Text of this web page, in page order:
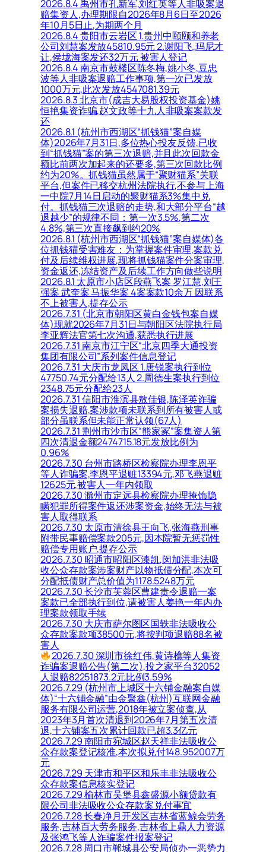
2026.8.4 禹州市孔新军,刘红英等人非吸案退
赔集资人,办理期限自2026年8月6日至2026
年10月5日止,为期两个月
2026.8.4 贵阳市云岩区 1.贵州中颐颐和养老
公司刘慧案发放45810.95元 2.谢阳飞,玛尼才
让,侯垅海案发还32万元 被害人登记
2026.8.4 南京市鼓楼区陈冬梅,姚小冬,豆忠
波等人非吸案退赔工作事项,第一次已发放
1000万元,此次发放4547081.39元
2026.8.3 北京市(成吉大易股权投资基金)姚
恒艳集资诈骗,赵文政等十九人非吸案案款发
还
2026.8.1 (杭州市西湖区“抓钱猫”案自媒
体)2026年7月31日,多位热心投友反馈,已收
到“抓钱猫”案的第三次退赔,并且此次回款金
额比前两次加起来的还要多,第三次回款比例
约为20%。抓钱猫虽然属于“聚财猫系”关联
平台,但案件已移交杭州法院执行,不参与上海
一中院7月14日启动的聚财猫系3%集中兑
付。抓钱猫三次退赔的走势,和大部分平台“越
退越少”的规律不同：第一次3.5%,第二次
4.8%,第三次直接飙到约20%
2026.8.1 (杭州市西湖区“抓钱猫”案自媒体)各
位抓钱猫受害难友：为掌握案件审理,案款兑
付及后续维权进展,现将抓钱猫案件分案审理,
资金返还,冻结资产及后续工作方向做些说明
2026.8.1 太原市小店区段燕飞案 罗江慧,刘王
强案 武奎案 马振华案 4案案款10余万 因联系
不上被害人,提存公示
2026.7.31 (北京市朝阳区黄白金钱包案自媒
体)现就2026年7月31日与朝阳区法院执行局
李亚辉法官第七次沟通,获悉执行进展
2026.7.31 南京市江宁区“北京四季大通投资
集团有限公司”系列案件信息登记
2026.7.31 大庆市龙凤区 1.唐锐案执行到位
47750.74元分配给13人 2.周德生案执行到位
2348.75元分配给23人
2026.7.31 信阳市淮滨县敖佳银,陈泽英诈骗
案损失退赔,案涉款项未联系到所有被害人或
部分虽联系但未能正常认领(67人)
2026.7.31 荆州市沙市区“熊家冢”案集资人第
四次清退金额2474715.18元发放比例为
0.96%
2026.7.30 台州市路桥区检察院办理李恩平
等人诈骗案,李恩平退赃13394元,邓飞燕退赃
12625元,被害人一年内领取
2026.7.30 滁州市定远县检察院办理掩饰隐
瞒犯罪所得案件返还涉案资金,始终无法与被
害人取得联系
2026.7.30 太原市清徐县王向飞,张海燕刑事
附带民事赔偿案款205元,因本院暂无惩罚性
赔偿专用账户,提存公示
2026.7.30 昭通市昭阳区漆凯,闵加洪非法吸
收公众存款案涉案财产以物抵债分配,本次可
分配抵债财产总价值为1178.5248万元
2026.7.30 长沙市芙蓉区曹建责令退赔一案
案款已全部执行到位,请被害人姜艳一年内办
理案款领取手续
2026.7.30 大庆市萨尔图区国轶非法吸收公
众存款案款项38500元,将按判项退赔88名被
害人
2026.7.30 深圳市徐红伟,黄诗樵等人集资
诈骗案退赔公告(第二次),投之家平台32052
人退赔82251873.2元比例3.59%
2026.7.29 (杭州市上城区十六铺金融案自媒
体)“十六铺金融”由金聚鑫(杭州)互联网金融
服务有限公司运营,2018年被立案侦查,从
2023年3月首次清退到2026年7月第五次清
退,十六铺案五次累计回款已超3.3亿元
2026.7.29 南阳市宛城区赵天祥非法吸收公
众存款案登记核准,本次拟兑付148.952007万
元
2026.7.29 天津市和平区和乐丰非法吸收公
众存款案信息核实登记
2026.7.29 榆林市吴堡县鑫盛源小额贷款有
限公司非法吸收公众存款案兑付事宜
2026.7.28 长春净月开发区吉林省蓝鲸会劳务
服务,吉林百大劳务服务,吉林省上鼎人力资源
及张鸿飞等人诈骗案件报案登记
2026.7.28 周口市郸城县公安局侦办一恶势力